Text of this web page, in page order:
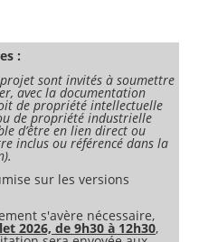
de défaillance de l’état
des risques aux pièces et à
exemples informatifs des
et des actions
conseils destinés à aider
gestion des risques.
les risques liés aux
des risques liés :
d'environnement, de santé
:
sont invités à soumettre
avec la documentation
de propriété intellectuelle
de propriété industrielle
d’être en lien direct ou
inclus ou référencé dans la
sur les versions
s'avère nécessaire,
2026, de 9h30 à 12h30,